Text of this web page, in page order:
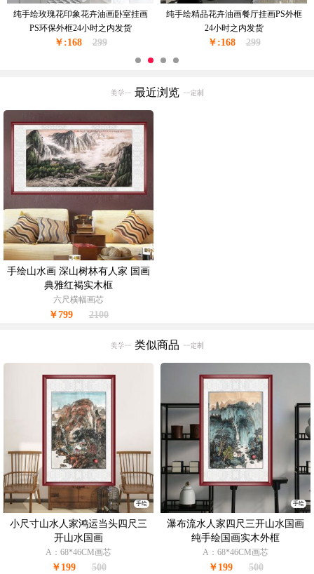
纯手绘玫瑰花印象花卉油画卧室挂画
PS环保外框24小时之内发货
￥:168 299
纯手绘精品花卉油画餐厅挂画PS外框
24小时之内发货
￥:168 299
最近浏览
手绘山水画 深山树林有人家 国画
典雅红褐实木框
六尺横幅画芯
￥799 2100
类似商品
手绘
小尺寸山水人家鸿运当头四尺三
开山水国画
A：68*46CM画芯
￥199 500
手绘
瀑布流水人家四尺三开山水国画
纯手绘国画实木外框
A：68*46CM画芯
￥199 500